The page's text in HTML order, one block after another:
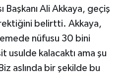
Başkanı Ali Akkaya, geçiş
belirtti. Akkaya,
nüfusu 30 bini
usulde kalacaktı ama şu
aslında bir şekilde bu